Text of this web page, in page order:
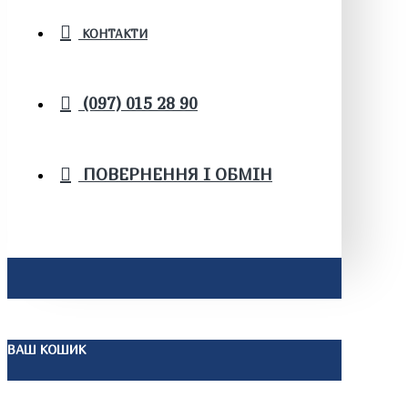
КОНТАКТИ
(097) 015 28 90
ПОВЕРНЕННЯ І ОБМІН
ВАШ КОШИК